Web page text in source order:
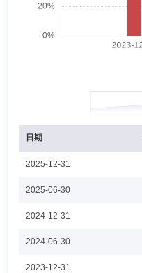
日期
2025-12-31
2025-06-30
2024-12-31
2024-06-30
2023-12-31